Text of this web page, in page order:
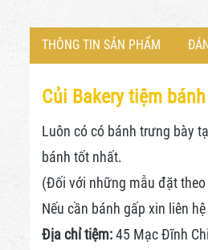
THÔNG TIN SẢN PHẨM
Củi Bakery tiệm
Luôn có có bánh trưng bày
bánh tốt nhất.
(Đối với những mẫu đặt
Nếu cần bánh gấp xin liên hệ
Địa chỉ tiệm:45 Mạc Đĩnh